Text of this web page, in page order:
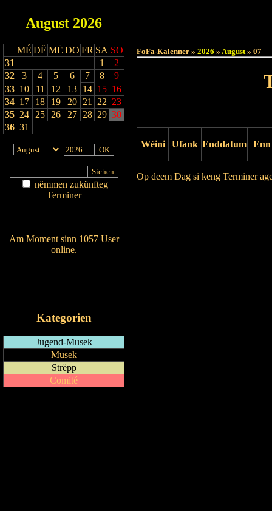
August 2026
MÉ DË MË DO FR SA SO
31
1
2
32
3 4 5 6 7 8
9
33 10 11 12 13 14 15 16
34 17 18 19 20 21 22 23
35 24 25 26 27 28 29 30
36 31
nëmmen zukünfteg
Terminer
Am Moment sinn 1057 User
online.
Kategorien
Jugend-Musek
Musek
Strëpp
Comité
FoFa-Kalenner » 2026 » August» 07
Wéini Ufank Enddatum Enn
Op deem Dag si keng Terminer